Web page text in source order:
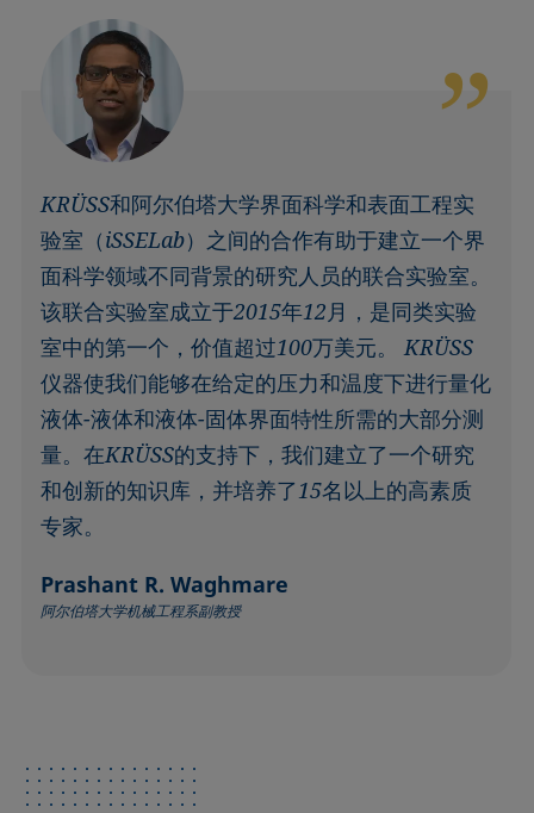
KRÜSS和阿尔伯塔大学界面科学和表面工程实
验室（iSSELab）之间的合作有助于建立一个界
面科学领域不同背景的研究人员的联合实验室。
该联合实验室成立于2015年12月，是同类实验
室中的第一个，价值超过100万美元。 KRÜSS
仪器使我们能够在给定的压力和温度下进行量化
液体-液体和液体-固体界面特性所需的大部分测
量。在KRÜSS的支持下，我们建立了一个研究
和创新的知识库，并培养了15名以上的高素质
专家。
Prashant R. Waghmare
阿尔伯塔大学机械工程系副教授